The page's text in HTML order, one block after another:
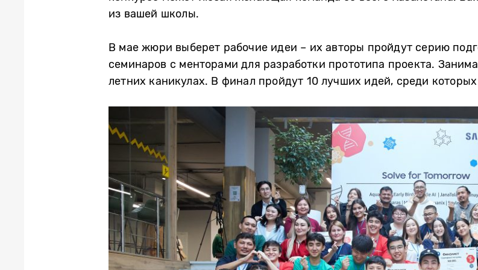
из вашей школы.
В мае жюри выберет рабочие идеи – их авторы пройдут серию
семинаров с менторами для разработки прототипа проекта.
летних каникулах. В финал пройдут 10 лучших идей, среди